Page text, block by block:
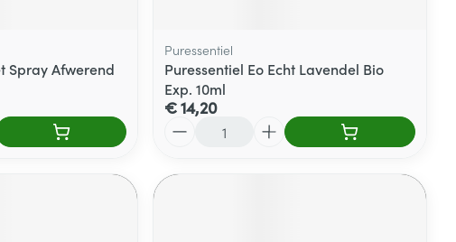
Spray Afwerend
Puressentiel
Puressentiel Eo Echt Lavendel Bio
Exp. 10ml
€ 14,20